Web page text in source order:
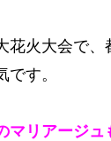
花火大会で、
す。
マリアージュ